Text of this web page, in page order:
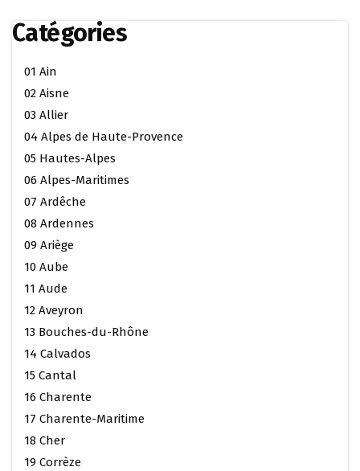
Catégories
01 Ain
02 Aisne
03 Allier
04 Alpes de Haute-Provence
05 Hautes-Alpes
06 Alpes-Maritimes
07 Ardêche
08 Ardennes
09 Ariège
10 Aube
11 Aude
12 Aveyron
13 Bouches-du-Rhône
14 Calvados
15 Cantal
16 Charente
17 Charente-Maritime
18 Cher
19 Corrèze